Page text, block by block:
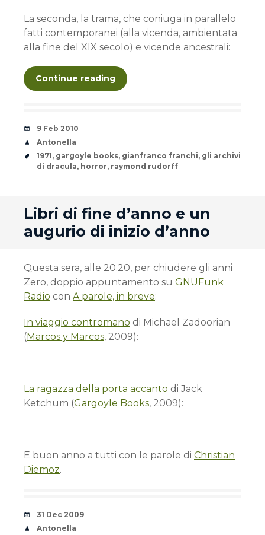
La seconda, la trama, che coniuga in parallelo
fatti contemporanei (alla vicenda, ambientata
alla fine del XIX secolo) e vicende ancestrali:
Continue reading
Date
9 Feb 2010
Author
Antonella
Tags
1971, gargoyle books, gianfranco franchi, gli archivi
di dracula, horror, raymond rudorff
Libri di fine d’anno e un
augurio di inizio d’anno
Questa sera, alle 20.20, per chiudere gli anni
Zero, doppio appuntamento su GNUFunk
Radio con A parole, in breve:
In viaggio contromano di Michael Zadoorian
(Marcos y Marcos, 2009):
La ragazza della porta accanto di Jack
Ketchum (Gargoyle Books, 2009):
E buon anno a tutti con le parole di Christian
Diemoz.
Date
31 Dec 2009
Author
Antonella